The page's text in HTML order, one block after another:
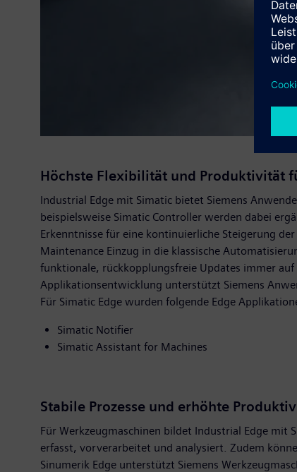
Höchste Flexibilität und Produktivität
Industrial Edge mit Simatic bietet Siemens
beispielsweise Simatic Controller werden dabei
Erkenntnisse für eine kontinuierliche Steigerung
Maintenance Einzug in die klassische
funktionale, rückkopplungsfreie Updates immer
Applikationsentwicklung unterstützt Siemens
Für Simatic Edge wurden folgende Edge
Simatic Notifier
Simatic Assistant for Machines
Stabile Prozesse und erhöhte
Für Werkzeugmaschinen bildet Industrial Edge mit
erfasst, vorverarbeitet und analysiert. Zudem
Sinumerik Edge unterstützt Siemens